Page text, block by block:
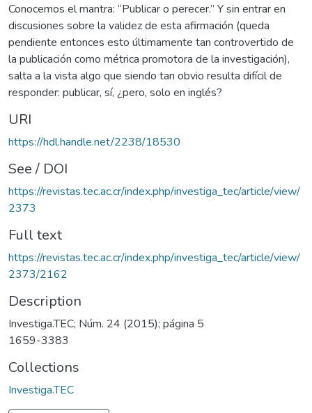
Conocemos el mantra: “Publicar o perecer.” Y sin entrar en
discusiones sobre la validez de esta afirmación (queda
pendiente entonces esto últimamente tan controvertido de
la publicación como métrica promotora de la investigación),
salta a la vista algo que siendo tan obvio resulta difícil de
responder: publicar, sí, ¿pero, solo en inglés?
URI
https://hdl.handle.net/2238/18530
See / DOI
https://revistas.tec.ac.cr/index.php/investiga_tec/article/view/
2373
Full text
https://revistas.tec.ac.cr/index.php/investiga_tec/article/view/
2373/2162
Description
Investiga.TEC; Núm. 24 (2015); página 5
1659-3383
Collections
Investiga.TEC